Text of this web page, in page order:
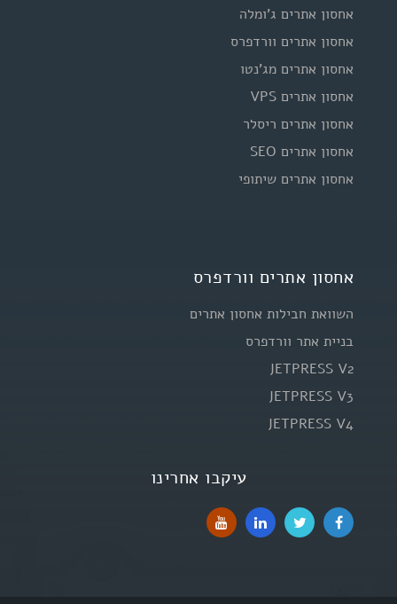
אחסון אתרים ג'ומלה
אחסון אתרים וורדפרס
אחסון אתרים מג'נטו
אחסון אתרים VPS
אחסון אתרים ריסלר
אחסון אתרים SEO
אחסון אתרים שיתופי
אחסון אתרים וורדפרס
השוואת חבילות אחסון אתרים
בניית אתר וורדפרס
JETPRESS V2
JETPRESS V3
JETPRESS V4
עיקבו אחרינו